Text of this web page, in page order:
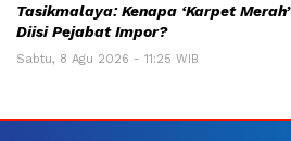
Tasikmalaya: Kenapa ‘Karpet Merah’
Diisi Pejabat Impor?
Sabtu, 8 Agu 2026 - 11:25 WIB